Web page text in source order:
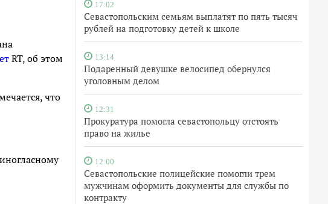
17:02
Севастопольским семьям выплатят по пять тысяч
рублей на подготовку детей к школе
13:14
Подаренный девушке велосипед обернулся
уголовным делом
12:31
Прокуратура помогла севастопольцу отстоять
право на жилье
12:00
Севастопольские полицейские помогли трем
мужчинам оформить документы для службы по
контракту
RT, об этом
что